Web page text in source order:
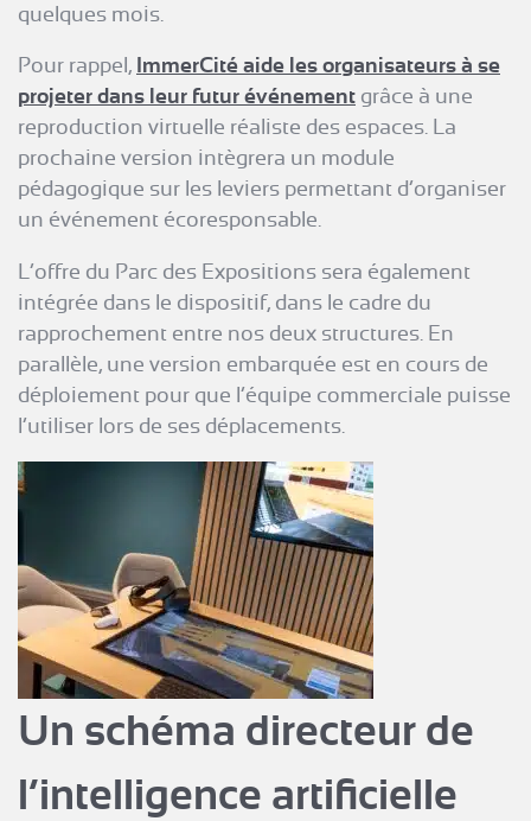
quelques mois.
Pour rappel, ImmerCité aide les organisateurs à se
projeter dans leur futur événement grâce à une
reproduction virtuelle réaliste des espaces. La
prochaine version intègrera un module
pédagogique sur les leviers permettant d’organiser
un événement écoresponsable.
L’offre du Parc des Expositions sera également
intégrée dans le dispositif, dans le cadre du
rapprochement entre nos deux structures. En
parallèle, une version embarquée est en cours de
déploiement pour que l’équipe commerciale puisse
l’utiliser lors de ses déplacements.
Un schéma directeur de
l’intelligence artificielle